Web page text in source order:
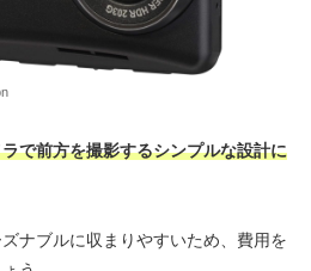
で前方を撮影するシンプルな設計に
ナブルに収まりやすいため、費用を